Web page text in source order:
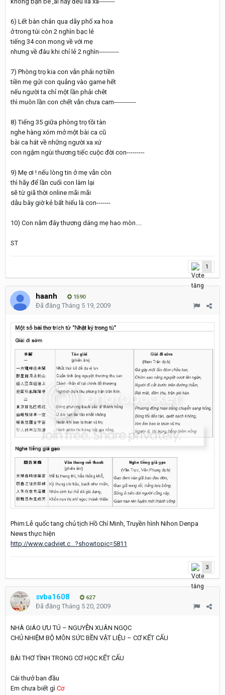
6) Lết bàn chân qua dãy phố xa hoa
ở trong túi còn 2 nghìn bạc lẻ
tiếng 34 con mong về với mẹ
nhưng về đâu khi chỉ lẻ 2 nghìn----------
7) Phòng trọ kia con vẫn phải nợ tiền
tiền mẹ gửi con quẳng vào game hết
nếu người ta chỉ một lần phải chêt
thì muôn lần con chết vẫn chưa cam-----------
8) Tiếng 35 giữa phòng trọ tồi tàn
nghe hàng xóm mở một bài ca cũ
bài ca hát về những người xa xứ
con ngậm ngùi thương tiếc cuộc đời con---------
9) Mẹ ơi ! nếu lòng tin ở mẹ vẫn còn
thì hãy để lần cuối con làm lại
sẽ từ giã thời online mãi mãi
dẫu bây giờ kẻ bất hiếu là con-------
10) Con nằm đây thương dáng mẹ hao mòn....
ST
1
haanh 1590
Đã đăng Tháng 5 19, 2009
Phim:Lễ quốc tang chủ tịch Hồ Chí Minh, Truyền hình Nihon Denpa
News thực hiện
http://www.cadviet.c...?showtopic=5811
3
svba1608 627
Đã đăng Tháng 5 20, 2009
NHÀ GIÁO ƯU TÚ – NGUYỄN XUÂN NGỌC
CHỦ NHIỆM BỘ MÔN SỨC BỀN VẬT LIỆU – CƠ KẾT CẤU
BÀI THƠ TÌNH TRONG CƠ HỌC KẾT CẤU
Cái thưở ban đầu
Em chưa biết gì Cơ